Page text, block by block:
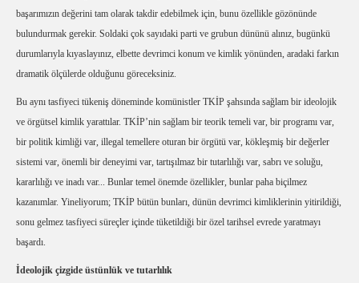
başarımızın değerini tam olarak takdir edebilmek için, bunu özellikle gözönünde
bulundurmak gerekir. Soldaki çok sayıdaki parti ve grubun dününü alınız, bugünkü
durumlarıyla kıyaslayınız, elbette devrimci konum ve kimlik yönünden, aradaki farkın
dramatik ölçülerde olduğunu göreceksiniz.
Bu aynı tasfiyeci tükeniş döneminde komünistler TKİP şahsında sağlam bir ideolojik
ve örgütsel kimlik yarattılar. TKİP’nin sağlam bir teorik temeli var, bir programı var,
bir politik kimliği var, illegal temellere oturan bir örgütü var, kökleşmiş bir değerler
sistemi var, önemli bir deneyimi var, tartışılmaz bir tutarlılığı var, sabrı ve soluğu,
kararlılığı ve inadı var... Bunlar temel önemde özellikler, bunlar paha biçilmez
kazanımlar. Yineliyorum; TKİP bütün bunları, dünün devrimci kimliklerinin yitirildiği,
sonu gelmez tasfiyeci süreçler içinde tüketildiği bir özel tarihsel evrede yaratmayı
başardı.
İdeolojik çizgide üstünlük ve tutarlılık